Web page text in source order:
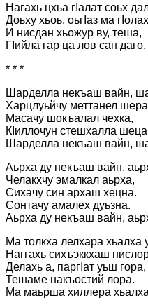
Нагахь цхьа гІалат соьх
Доьху хьоь, оьгІаз ма
И нисдан хьожур ву, теша,
ГІийла гар ца лов сан даго.
* * *
Шарделла некъаш вайн,
Харцлуьйчу меттанел
Масачу шокъалал чехка,
КIиллочун стешхалла
Шарделла некъаш вайн,
Аьрха ду некъаш вайн,
Челакхчу эмалкал аьрха,
Сихачу син архаш хецна.
Сонтачу амалех дуьзна.
Аьрха ду некъаш вайн,
Ма толкха лелхара хьалха
Наггахь сихъэккхаш
Делахь а, паргIат уьш гора,
Тешаме накъостий лора.
Ма маьрша хиллера